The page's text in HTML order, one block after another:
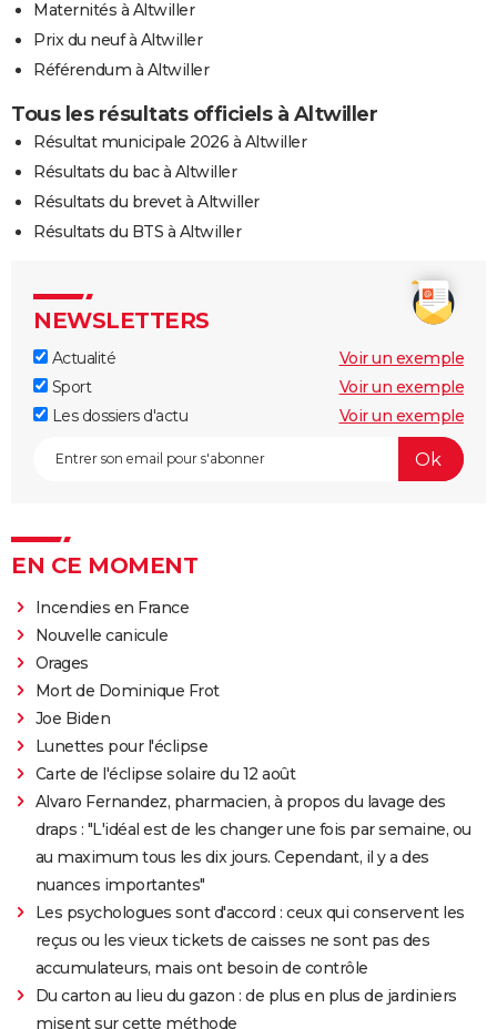
Maternités à Altwiller
Prix du neuf à Altwiller
Référendum à Altwiller
Tous les résultats officiels à Altwiller
Résultat municipale 2026 à Altwiller
Résultats du bac à Altwiller
Résultats du brevet à Altwiller
Résultats du BTS à Altwiller
NEWSLETTERS
Actualité
Voir un exemple
Sport
Voir un exemple
Les dossiers d'actu
Voir un exemple
EN CE MOMENT
Incendies en France
Nouvelle canicule
Orages
Mort de Dominique Frot
Joe Biden
Lunettes pour l'éclipse
Carte de l'éclipse solaire du 12 août
Alvaro Fernandez, pharmacien, à propos du lavage des
draps : "L'idéal est de les changer une fois par semaine, ou
au maximum tous les dix jours. Cependant, il y a des
nuances importantes"
Les psychologues sont d'accord : ceux qui conservent les
reçus ou les vieux tickets de caisses ne sont pas des
accumulateurs, mais ont besoin de contrôle
Du carton au lieu du gazon : de plus en plus de jardiniers
misent sur cette méthode